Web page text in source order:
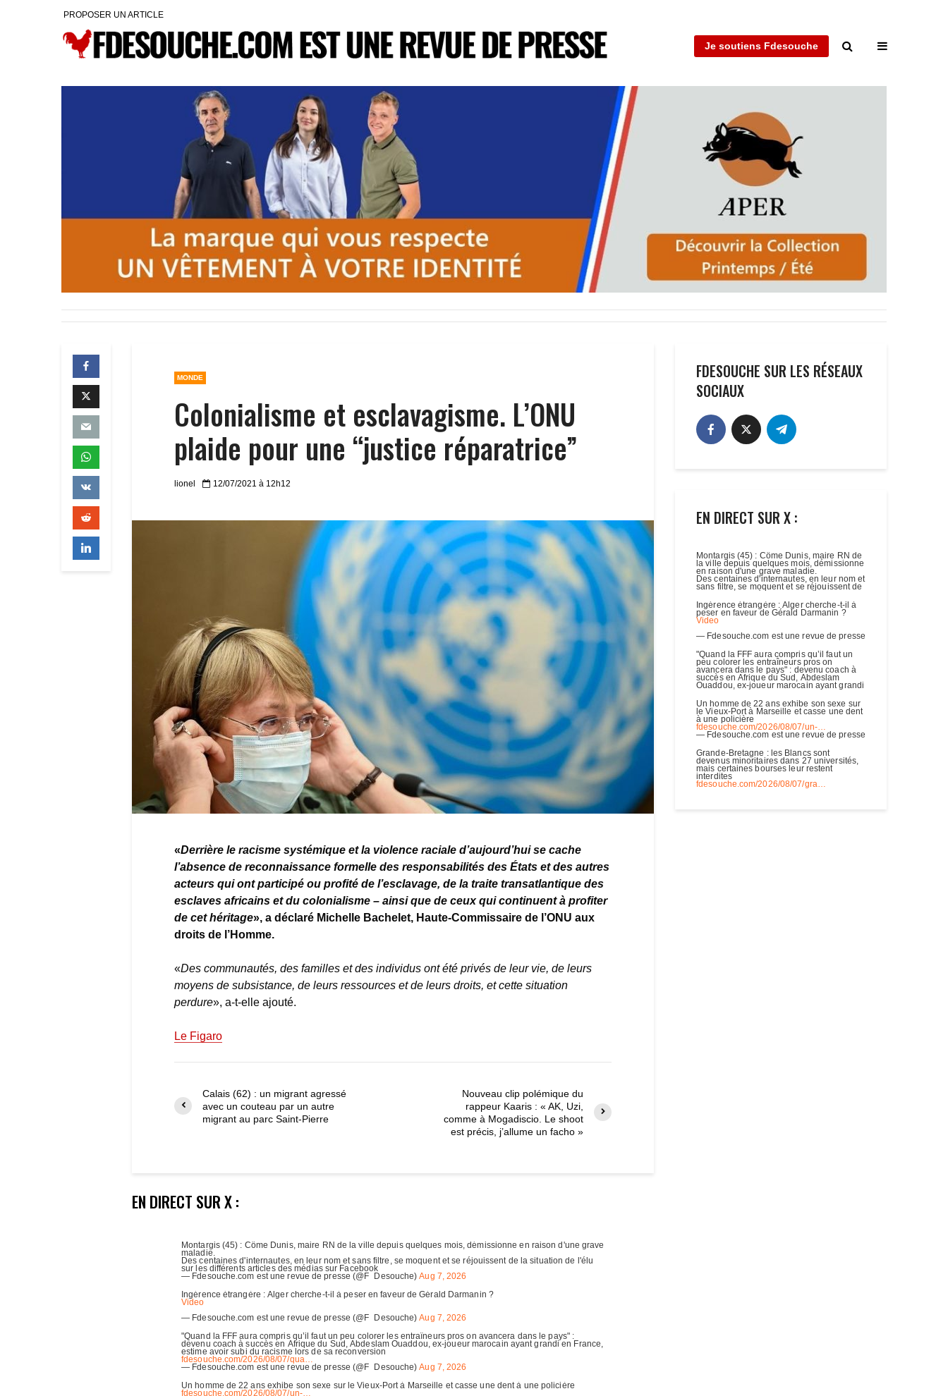
PROPOSER UN ARTICLE
Je soutiens Fdesouche
MONDE
Colonialisme et esclavagisme. L’ONU
plaide pour une “justice réparatrice”
lionel 12/07/2021 à 12h12
«Derrière le racisme systémique et la violence raciale d’aujourd’hui se cache
l’absence de reconnaissance formelle des responsabilités des États et des autres
acteurs qui ont participé ou profité de l’esclavage, de la traite transatlantique des
esclaves africains et du colonialisme – ainsi que de ceux qui continuent à profiter
de cet héritage», a déclaré Michelle Bachelet, Haute-Commissaire de l’ONU aux
droits de l’Homme.
«Des communautés, des familles et des individus ont été privés de leur vie, de leurs
moyens de subsistance, de leurs ressources et de leurs droits, et cette situation
perdure», a-t-elle ajouté.
Le Figaro
Calais (62) : un migrant agressé
avec un couteau par un autre
migrant au parc Saint-Pierre
Nouveau clip polémique du
rappeur Kaaris : « AK, Uzi,
comme à Mogadiscio. Le shoot
est précis, j’allume un facho »
EN DIRECT SUR X :
FDESOUCHE SUR LES RÉSEAUX
SOCIAUX
EN DIRECT SUR X :